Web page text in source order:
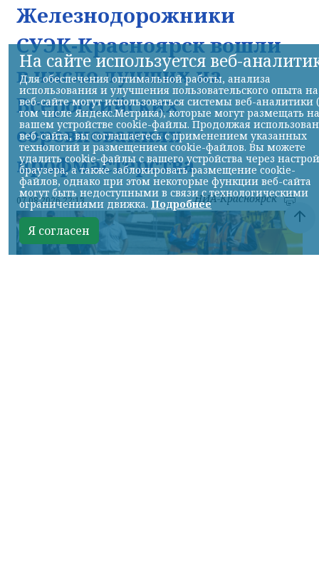
Железнодорожники
СУЭК-Красноярск вошли
в число лучших на
Всероссийских
соревнованиях
профмастерства
07.08.2026 22:13 НИА-Красноярск
На сайте используется веб-
Для обеспечения оптимальной работы, анализа
использования и улучшения пользовательского опыта на
веб-сайте могут использоваться системы веб-аналитики
том числе Яндекс.Метрика), которые могут размещать на
вашем устройстве cookie-файлы. Продолжая
веб-сайта, вы соглашаетесь с применением указанных
технологий и размещением cookie-файлов. Вы можете
удалить cookie-файлы с вашего устройства через
браузера, а также заблокировать размещение cookie-
файлов, однако при этом некоторые функции веб-сайта
могут быть недоступными в связи с технологическими
ограничениями движка. Подробнее
Я согласен